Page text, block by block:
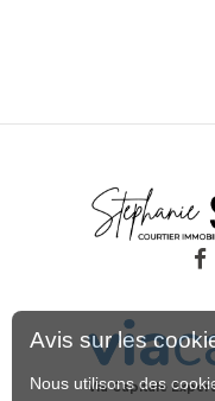
Via Capitale
Avis sur les
Nous utilisons des